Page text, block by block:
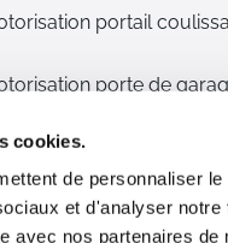
cookies.
de personnaliser
et d'analyser
avec nos partenaires
portail
porte de
volet
détachées